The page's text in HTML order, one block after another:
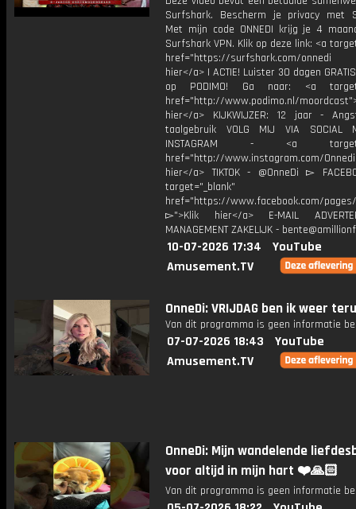
Surfshark. Bescherm je privacy met
Met mijn code ONNEDI krijg je 4
Surfshark VPN. Klik op deze link: <a
href="https://surfshark.com/onnedi
hier</a> | ACTIE! Luister 30 dagen
op PODIMO! Ga naar: <a
href="http://www.podimo.nl/
hier</a> KIJKWIJZER: 12 jaar -
taalgebruik VOLG MIJ VIA SOCIAL
INSTAGRAM - <a
href="http://www.instagram.com/
hier</a> TIKTOK - @OnneDi ▻
target="_blank"
href="https://www.facebook.com/pages/
▻">Klik hier</a> E-MAIL
MANAGEMENT ZAKELIJK -
10-07-2026 17:34
YouTube
Amusement.TV
OnneDi: VRIJDAG ben ik weer
Van dit programma is geen informatie
07-07-2026 18:43
YouTube
Amusement.TV
OnneDi: Mijn wandelende
voor altijd in mijn hart ❤️🙏🏻
Van dit programma is geen informatie